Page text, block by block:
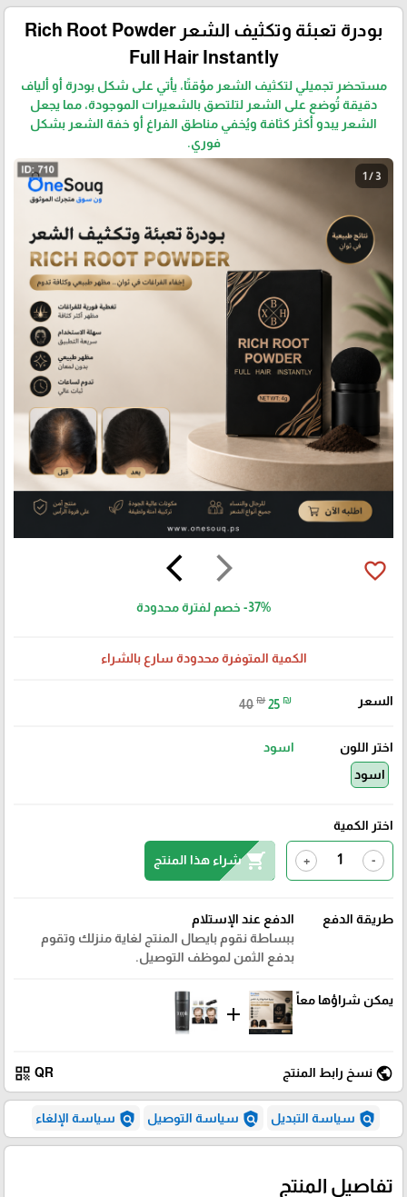
بودرة تعبئة وتكثيف الشعر Rich Root Powder
Full Hair Instantly
مستحضر تجميلي لتكثيف الشعر مؤقتًا، يأتي على شكل بودرة أو ألياف
دقيقة تُوضع على الشعر لتلتصق بالشعيرات الموجودة، مما يجعل
الشعر يبدو أكثر كثافة ويُخفي مناطق الفراغ أو خفة الشعر بشكل
فوري.
1 / 3
arrow_forward_ios
arrow_back_ios favorite_border
-37% خصم لفترة محدودة
الكمية المتوفرة محدودة سارع بالشراء
السعر 40 ₪ 25 ₪
اختر اللون
اسود
اسود
اختر الكمية
-
+
shopping_cartشراء هذا المنتج
طريقة الدفع
الدفع عند الإستلام
ببساطة نقوم بايصال المنتج لغاية منزلك وتقوم
بدفع الثمن لموظف التوصيل.
يمكن شراؤها معاً
add
public نسخ رابط المنتج QR
qr_code
policy سياسة التبديل policy سياسة التوصيل policy سياسة الإلغاء
تفاصيل المنتج